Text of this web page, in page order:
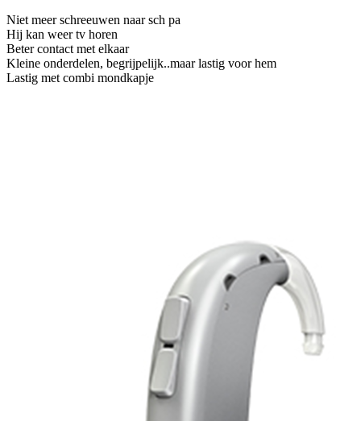
Niet meer schreeuwen naar sch pa
Hij kan weer tv horen
Beter contact met elkaar
Kleine onderdelen, begrijpelijk..maar lastig voor hem
Lastig met combi mondkapje